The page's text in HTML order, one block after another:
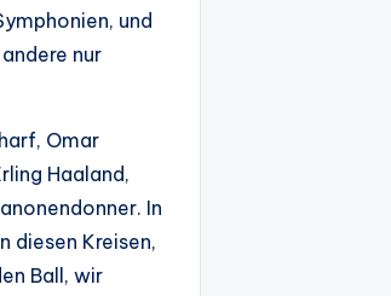
und
nur
Omar
Haaland,
In
Kreisen,
Ball, wir